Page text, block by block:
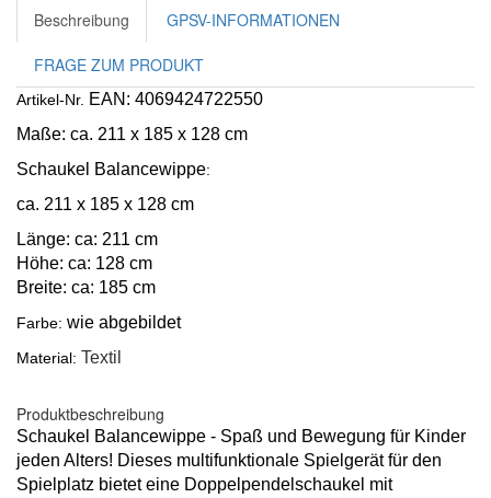
Beschreibung
GPSV-INFORMATIONEN
FRAGE ZUM PRODUKT
Artikel-Nr. EAN: 4069424722550
Maße: ca. 211 x 185 x 128 cm
Schaukel Balancewippe:
ca. 211 x 185 x 128 cm
Länge: ca: 211 cm
Höhe: ca: 128 cm
Breite: ca: 185 cm
Farbe: wie abgebildet
Material: Textil
Produktbeschreibung
Schaukel Balancewippe - Spaß und Bewegung für Kinder
jeden Alters! Dieses multifunktionale Spielgerät für den
Spielplatz bietet eine Doppelpendelschaukel mit